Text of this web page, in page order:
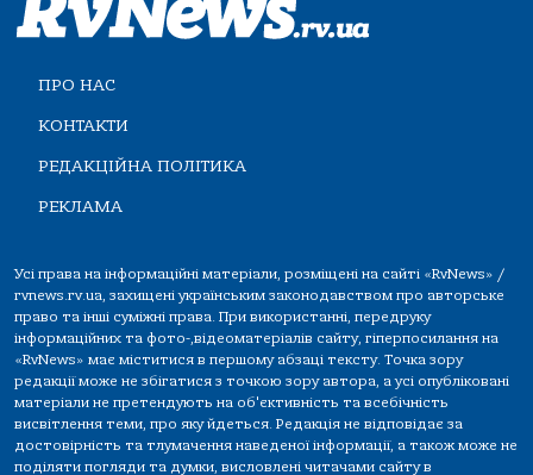
ПРО НАС
КОНТАКТИ
РЕДАКЦІЙНА ПОЛІТИКА
РЕКЛАМА
Усі права на інформаційні матеріали, розміщені на сайті «RvNews» /
rvnews.rv.ua, захищені українським законодавством про авторське
право та інші суміжні права. При використанні, передруку
інформаційних та фото-,відеоматеріалів сайту, гіперпосилання на
«RvNews» має міститися в першому абзаці тексту. Точка зору
редакції може не збігатися з точкою зору автора, а усі опубліковані
матеріали не претендують на об'єктивність та всебічність
висвітлення теми, про яку йдеться. Редакція не відповідає за
достовірність та тлумачення наведеної інформації, а також може не
поділяти погляди та думки, висловлені читачами сайту в